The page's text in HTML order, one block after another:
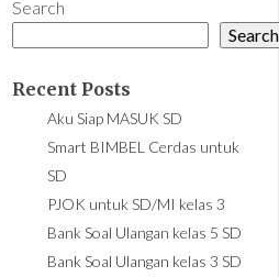
Search
Search
Recent Posts
Aku Siap MASUK SD
Smart BIMBEL Cerdas untuk
SD
PJOK untuk SD/MI kelas 3
Bank Soal Ulangan kelas 5 SD
Bank Soal Ulangan kelas 3 SD